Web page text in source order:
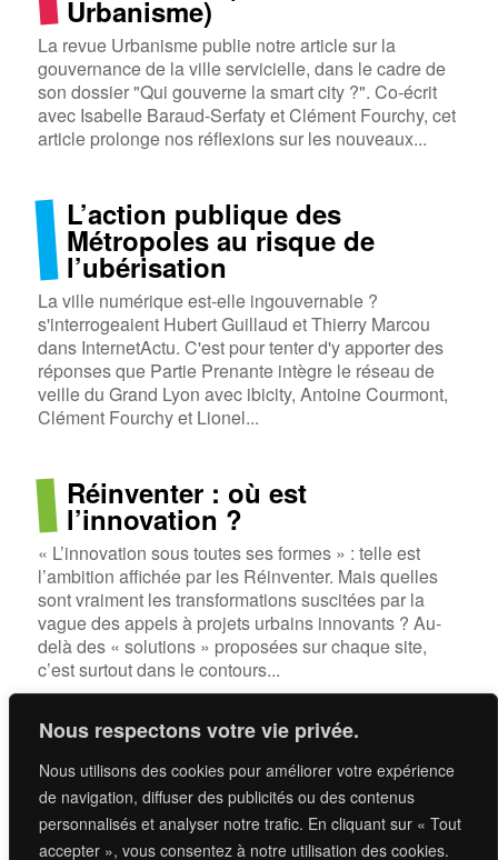
Nous respectons votre vie privée.
Nous utilisons des cookies pour améliorer votre expérience
de navigation, diffuser des publicités ou des contenus
personnalisés et analyser notre trafic. En cliquant sur « Tout
accepter », vous consentez à notre utilisation des cookies.
Urbanisme)
La revue Urbanisme publie notre article sur la
gouvernance de la ville servicielle, dans le cadre de
son dossier "Qui gouverne la smart city ?". Co-écrit
avec Isabelle Baraud-Serfaty et Clément Fourchy, cet
article prolonge nos réflexions sur les nouveaux...
L’action publique des
Métropoles au risque de
l’ubérisation
La ville numérique est-elle ingouvernable ?
s'interrogeaient Hubert Guillaud et Thierry Marcou
dans InternetActu. C'est pour tenter d'y apporter des
réponses que Partie Prenante intègre le réseau de
veille du Grand Lyon avec ibicity, Antoine Courmont,
Clément Fourchy et Lionel...
Réinventer : où est
l’innovation ?
« L’innovation sous toutes ses formes » : telle est
l’ambition affichée par les Réinventer. Mais quelles
sont vraiment les transformations suscitées par la
vague des appels à projets urbains innovants ? Au-
delà des « solutions » proposées sur chaque site,
c’est surtout dans le contours...
Si vous voulez savoir ce qu’on fait,
c’est ici.
Si vous voulez poursuivre la discussion,